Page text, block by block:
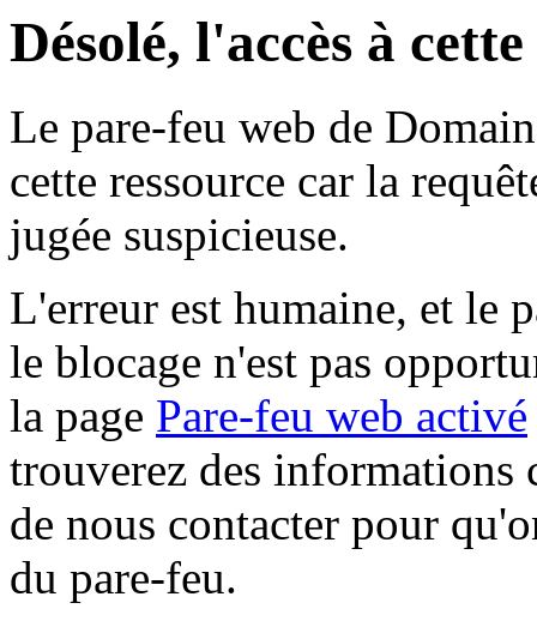
Désolé, l'accès à
Le pare-feu web de
cette ressource car la
jugée suspicieuse.
L'erreur est humaine, et le
le blocage n'est pas
la page Pare-feu web activé
trouverez des informations
de nous contacter pour
du pare-feu.